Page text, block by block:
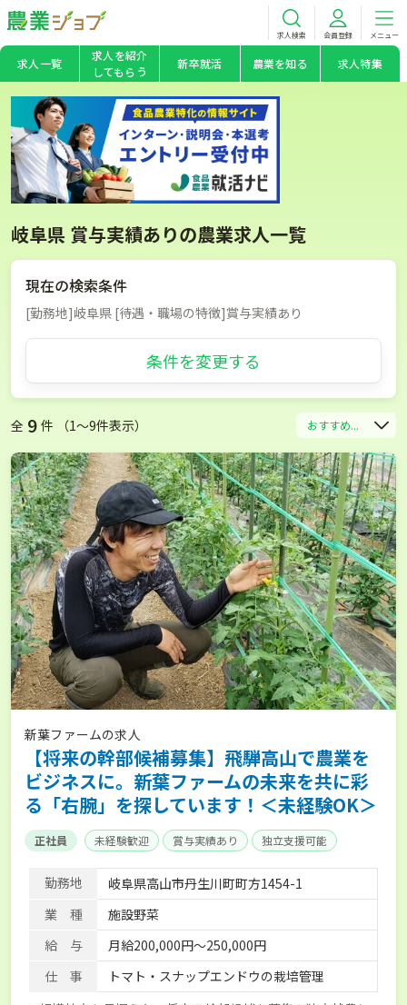
求人検索 会員登録 メニュー
求人一覧
求人を紹介
してもらう
新卒就活 農業を知る 求人特集
岐阜県 賞与実績ありの農業求人一覧
現在の検索条件
[勤務地]岐阜県 [待遇・職場の特徴]賞与実績あり
条件を変更する
全 9 件 （1〜9件表示） おすすめ...
新葉ファームの求人
【将来の幹部候補募集】飛騨高山で農業を
ビジネスに。新葉ファームの未来を共に彩
る「右腕」を探しています！＜未経験OK＞
正社員 未経験歓迎 賞与実績あり 独立支援可能
勤務地
岐阜県高山市丹生川町町方1454-1
業 種
施設野菜
給 与
月給200,000円～250,000円
仕 事
トマト・スナップエンドウの栽培管理